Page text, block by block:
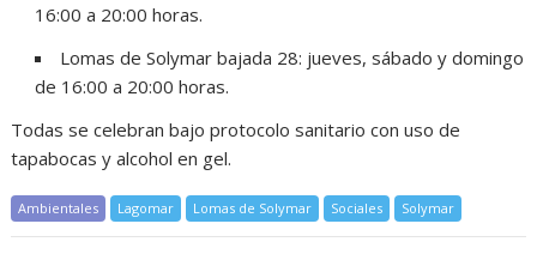
16:00 a 20:00 horas.
Lomas de Solymar bajada 28: jueves, sábado y domingo
de 16:00 a 20:00 horas.
Todas se celebran bajo protocolo sanitario con uso de
tapabocas y alcohol en gel.
Ambientales Lagomar Lomas de Solymar Sociales Solymar